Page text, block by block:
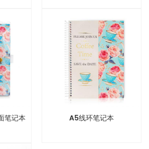
笔记本 A5线环笔记本